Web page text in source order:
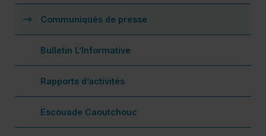
Communiqués de presse(actuellement sélectionné)
Bulletin L’Informative
Rapports d’activités
Escouade Caoutchouc